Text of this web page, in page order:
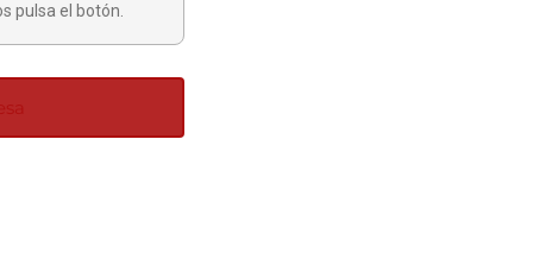
pulsa el botón.